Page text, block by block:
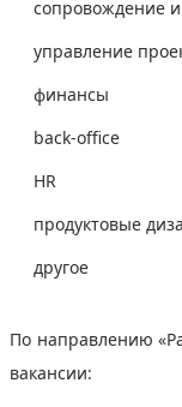
сопровождение
управление
финансы
back-office
HR
продуктовые
другое
По направлению
вакансии: